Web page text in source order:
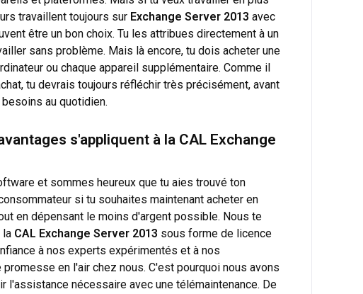
travaillent toujours sur Exchange Server 2013 avec
être un bon choix. Tu les attribues directement à un
sans problème. Mais là encore, tu dois acheter une
ou chaque appareil supplémentaire. Comme il
tu devrais toujours réfléchir très précisément, avant
au quotidien.
s'appliquent à la CAL Exchange
et sommes heureux que tu aies trouvé ton
si tu souhaites maintenant acheter en
en dépensant le moins d'argent possible. Nous te
la CAL Exchange Server 2013 sous forme de licence
à nos experts expérimentés et à nos
en l'air chez nous. C'est pourquoi nous avons
l'assistance nécessaire avec une télémaintenance. De